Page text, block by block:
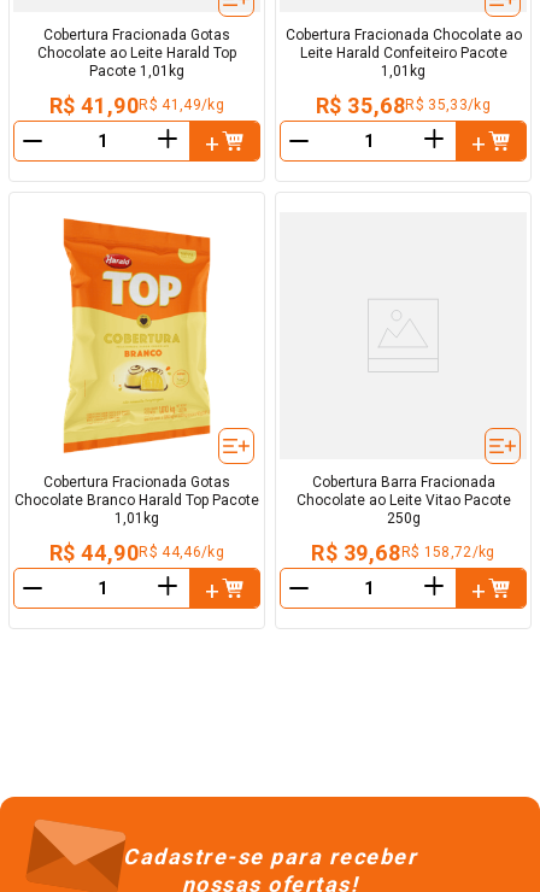
Cobertura Fracionada Gotas
Chocolate ao Leite Harald Top
Pacote 1,01kg
R$ 41,90R$ 41,49/kg
＋
Cobertura Fracionada Chocolate ao
Leite Harald Confeiteiro Pacote
1,01kg
R$ 35,68R$ 35,33/kg
＋
Cobertura Fracionada Gotas
Chocolate Branco Harald Top Pacote
1,01kg
R$ 44,90R$ 44,46/kg
＋
Cobertura Barra Fracionada
Chocolate ao Leite Vitao Pacote
250g
R$ 39,68 R$ 158,72/kg
＋
Cadastre-se para receber
nossas ofertas!